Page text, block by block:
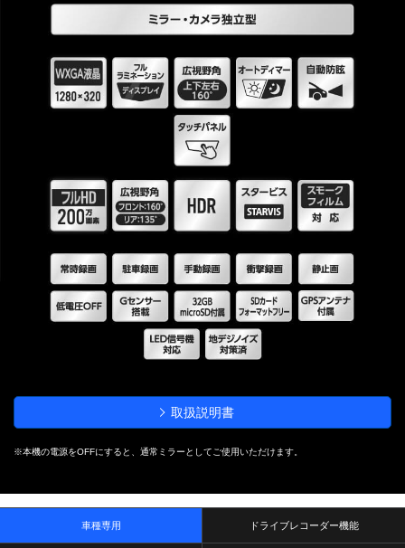
取扱説明書
※本機の電源をOFFにすると、通常ミラーとしてご使用いただけます。
車種専用 ドライブレコーダー機能